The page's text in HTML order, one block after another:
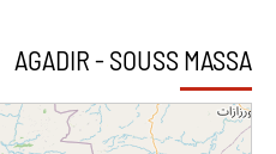
AGADIR - SOUSS MASSA